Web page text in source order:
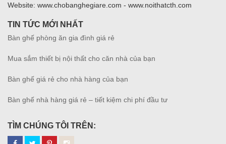
Website: www.chobanghegiare.com - www.noithatcth.com
TIN TỨC MỚI NHẤT
Bàn ghế phòng ăn gia đình giá rẻ
Mua sắm thiết bị nội thất cho căn nhà của bạn
Bàn ghế giá rẻ cho nhà hàng của bạn
Bàn ghế nhà hàng giá rẻ – tiết kiệm chi phí đầu tư
TÌM CHÚNG TÔI TRÊN: